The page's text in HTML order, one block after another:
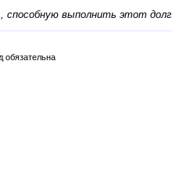
выполнить этот долг.
обязательна